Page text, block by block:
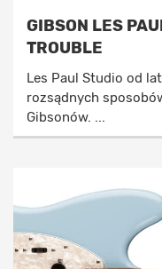
GIBSON LES
TROUBLE
Les Paul Studio od
rozsądnych
Gibsonów. ...